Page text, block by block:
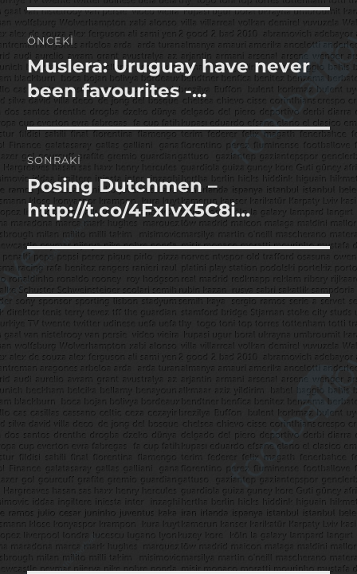
Yazı
gezinmesi
ÖNCEKI
Önceki
yazı:
Muslera: Uruguay have never
been favourites -…
SONRAKI
Sonraki
yazı:
Posing Dutchmen –
http://t.co/4FxIvX5C8i…